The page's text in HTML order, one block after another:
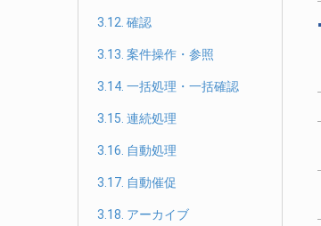
3.12. 確認
3.13. 案件操作・参照
3.14. 一括処理・一括確認
3.15. 連続処理
3.16. 自動処理
3.17. 自動催促
3.18. アーカイブ